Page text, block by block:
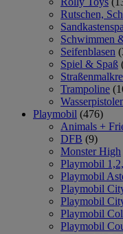
Rutschen,
Schwimmen
Seifenblasen
Spiel & Spaß
Trampoline
Playmobil (476)
Animals +
DFB (9)
Monster High
Playmobil
Playmobil
Playmobil
Playmobil
Playmobil
Playmobil